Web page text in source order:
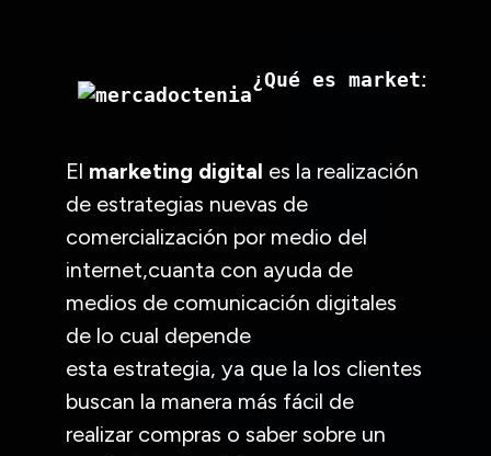
¿Qué es marketing
El marketing digital es la realización
de estrategias nuevas de
comercialización por medio del
internet,cuanta con ayuda de
medios de comunicación digitales
de lo cual depende
esta estrategia, ya que la los clientes
buscan la manera más fácil de
realizar compras o saber sobre un